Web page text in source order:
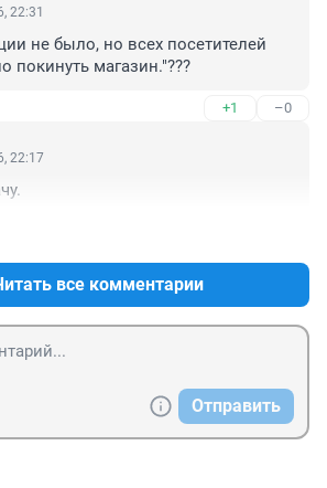
22:31
не было, но всех посетителей
покинуть магазин."???
+1 –0
22:17
все комментарии
Отправить